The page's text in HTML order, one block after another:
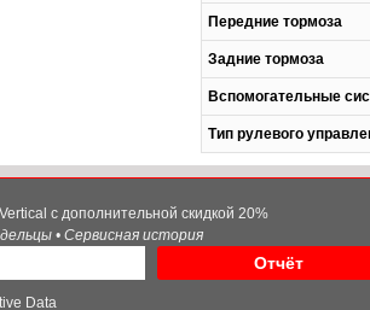
Передние тормоза
Задние тормоза
Вспомогательные
Тип рулевого
с дополнительной скидкой 20%
• Сервисная история
Отчёт
Data